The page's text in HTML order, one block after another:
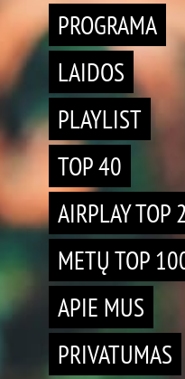
PROGRAMA
LAIDOS
PLAYLIST
TOP 40
AIRPLAY TOP
METŲ TOP
APIE MUS
PRIVATUMAS